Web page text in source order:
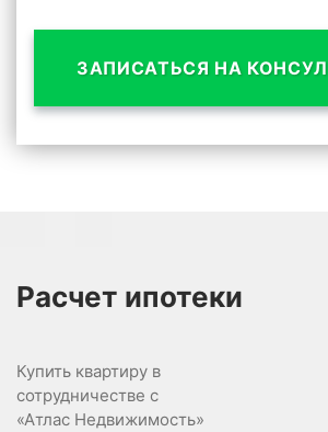
ЗАПИСАТЬСЯ НА
Расчет ипотеки
Купить квартиру в
сотрудничестве с
«Атлас Недвижимость»